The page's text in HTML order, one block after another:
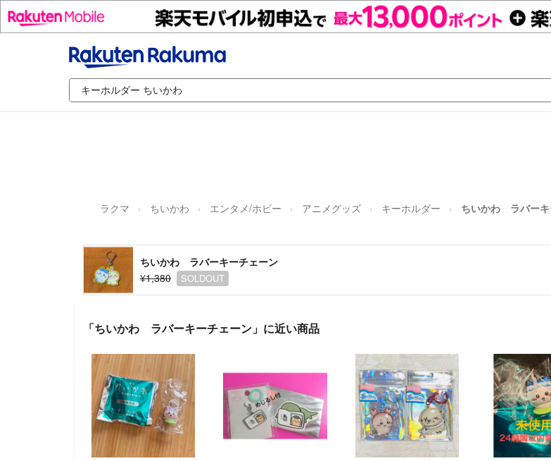
ラクマ ちいかわ エンタメ/ホビー アニメグッズ キーホルダー ちいかわ ラバーキ
ちいかわ ラバーキーチェーン
¥1,380
SOLDOUT
「ちいかわ ラバーキーチェーン」に近い商品